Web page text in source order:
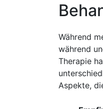
Während
während
Therapie
Aspekte,